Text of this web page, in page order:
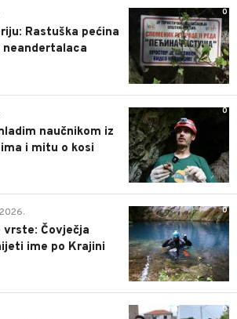
0
Rastuška pećina
0
naučnikom iz
i mitu o kosi
0
Čovječja
ime po Krajini
0